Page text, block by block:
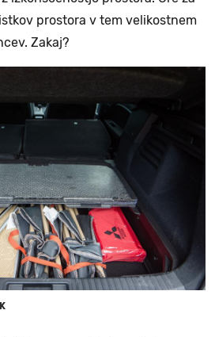
prostora v tem velikostnem
Zakaj?